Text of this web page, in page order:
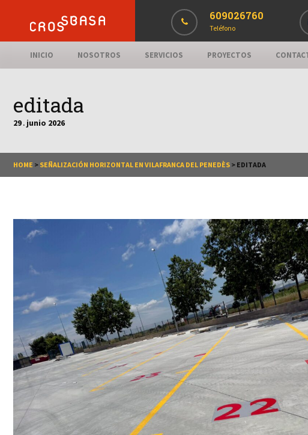
609026760
Teléfono
INICIO NOSOTROS SERVICIOS PROYECTOS
editada
29 . junio 2026
HOME > SEÑALIZACIÓN HORIZONTAL EN VILAFRANCA DEL PENEDÈS > EDITADA